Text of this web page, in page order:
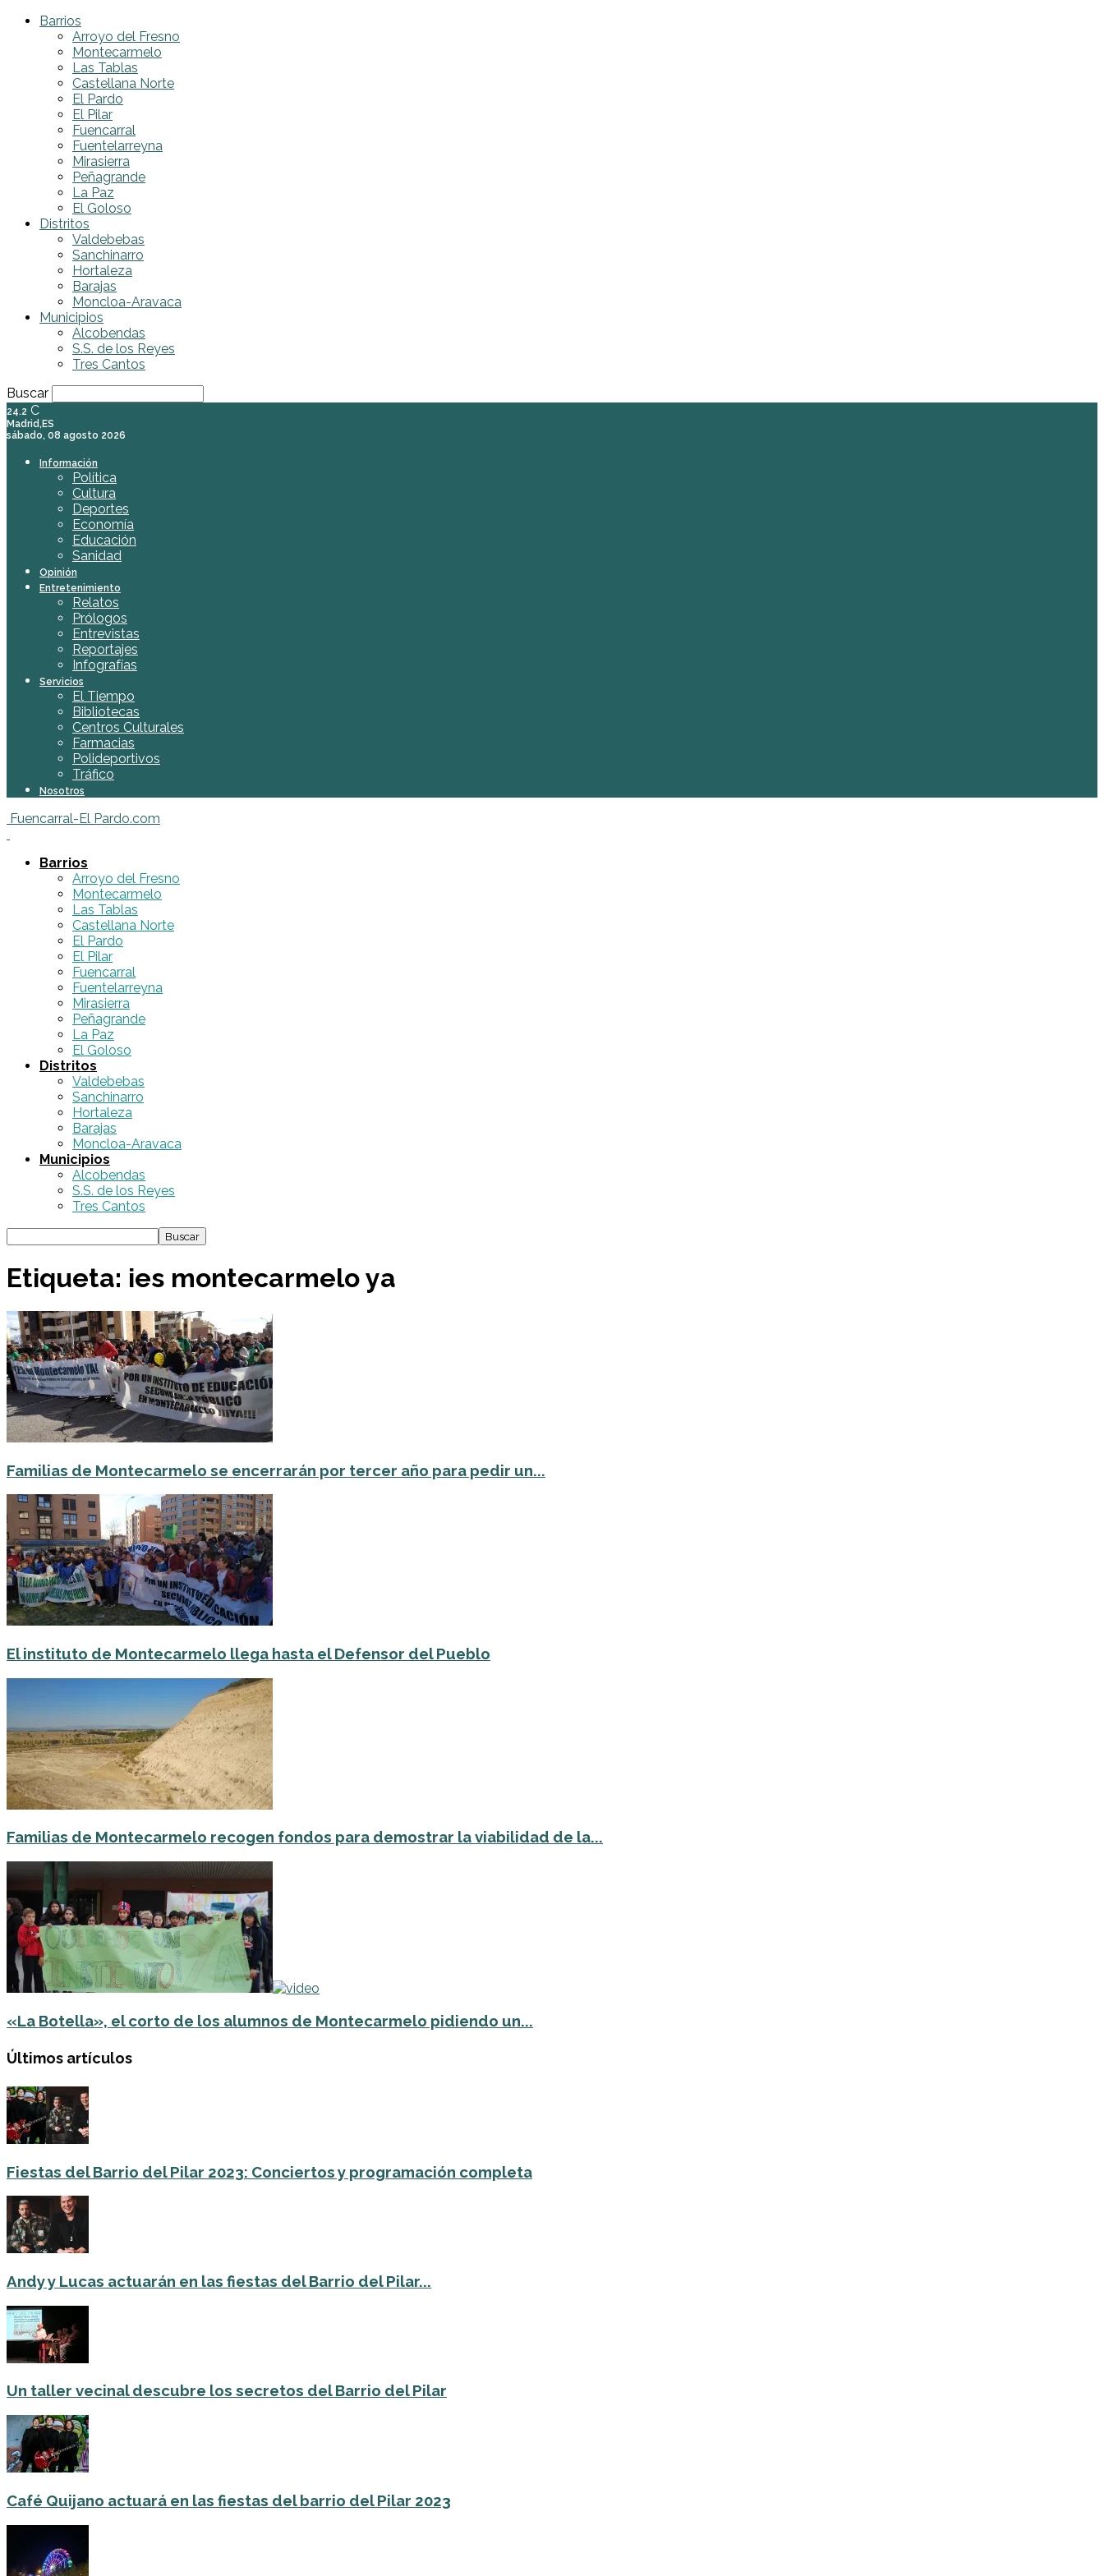
Barrios
Arroyo del Fresno
Montecarmelo
Las Tablas
Castellana Norte
El Pardo
El Pilar
Fuencarral
Fuentelarreyna
Mirasierra
Peñagrande
La Paz
El Goloso
Distritos
Valdebebas
Sanchinarro
Hortaleza
Barajas
Moncloa-Aravaca
Municipios
Alcobendas
S.S. de los Reyes
Tres Cantos
Buscar
24.2 C
Madrid,ES
sábado, 08 agosto 2026
Información
Política
Cultura
Deportes
Economía
Educación
Sanidad
Opinión
Entretenimiento
Relatos
Prólogos
Entrevistas
Reportajes
Infografías
Servicios
El Tiempo
Bibliotecas
Centros Culturales
Farmacias
Polideportivos
Tráfico
Nosotros
Fuencarral-El Pardo.com
Barrios
Arroyo del Fresno
Montecarmelo
Las Tablas
Castellana Norte
El Pardo
El Pilar
Fuencarral
Fuentelarreyna
Mirasierra
Peñagrande
La Paz
El Goloso
Distritos
Valdebebas
Sanchinarro
Hortaleza
Barajas
Moncloa-Aravaca
Municipios
Alcobendas
S.S. de los Reyes
Tres Cantos
Etiqueta: ies montecarmelo ya
Familias de Montecarmelo se encerrarán por tercer año para pedir un...
El instituto de Montecarmelo llega hasta el Defensor del Pueblo
Familias de Montecarmelo recogen fondos para demostrar la viabilidad de la...
«La Botella», el corto de los alumnos de Montecarmelo pidiendo un...
Últimos artículos
Fiestas del Barrio del Pilar 2023: Conciertos y programación completa
Andy y Lucas actuarán en las fiestas del Barrio del Pilar...
Un taller vecinal descubre los secretos del Barrio del Pilar
Café Quijano actuará en las fiestas del barrio del Pilar 2023